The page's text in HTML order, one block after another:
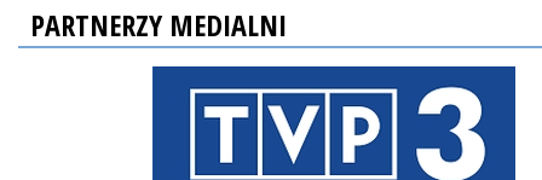
PARTNERZY MEDIALNI